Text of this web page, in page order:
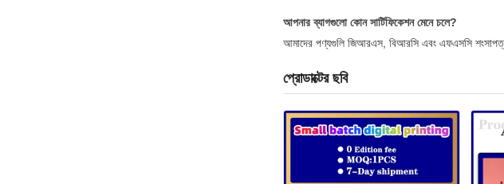
আপনার ব্যাগগুলো কোন সার্টিফিকেশন মেনে চলে?
আমাদের পণ্যগুলি জিআরএস, বিআরসি এবং এফএসসি
প্রোডাক্টের ছবি